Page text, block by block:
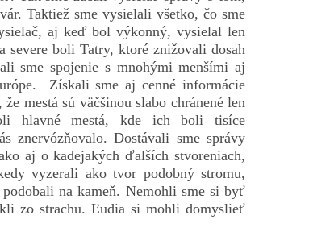
Taktiež sme vysielali všetko, čo sme
aj keď bol výkonný, vysielal len
severe boli Tatry, ktoré znižovali dosah
sme spojenie s mnohými menšími aj
Získali sme aj cenné informácie
mestá sú väčšinou slabo chránené len
hlavné mestá, kde ich boli tisíce
znervózňovalo. Dostávali sme správy
aj o kadejakých ďalších stvoreniach,
vyzerali ako tvor podobný stromu,
na kameň. Nemohli sme si byť
zo strachu. Ľudia si mohli domyslieť